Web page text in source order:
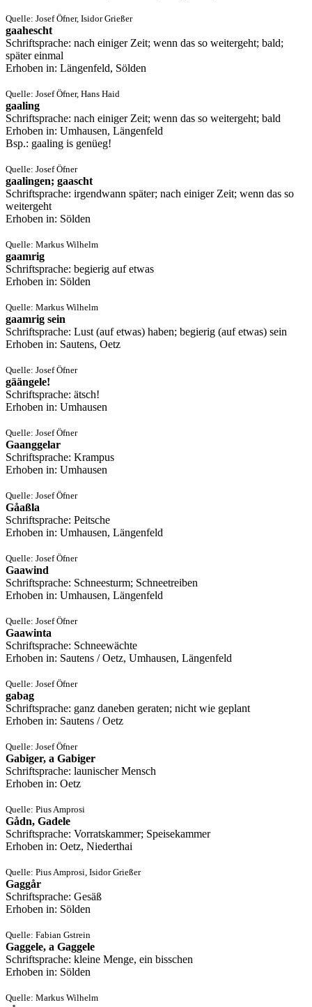
Quelle: Josef Öfner, Isidor Grießer
gaahescht
Schriftsprache: nach einiger Zeit; wenn das so weitergeht; bald;
später einmal
Erhoben in: Längenfeld, Sölden
Quelle: Josef Öfner, Hans Haid
gaaling
Schriftsprache: nach einiger Zeit; wenn das so weitergeht; bald
Erhoben in: Umhausen, Längenfeld
Bsp.: gaaling is genüeg!
Quelle: Josef Öfner
gaalingen; gaascht
Schriftsprache: irgendwann später; nach einiger Zeit; wenn das so
weitergeht
Erhoben in: Sölden
Quelle: Markus Wilhelm
gaamrig
Schriftsprache: begierig auf etwas
Erhoben in: Sölden
Quelle: Markus Wilhelm
gaamrig sein
Schriftsprache: Lust (auf etwas) haben; begierig (auf etwas) sein
Erhoben in: Sautens, Oetz
Quelle: Josef Öfner
gäängele!
Schriftsprache: ätsch!
Erhoben in: Umhausen
Quelle: Josef Öfner
Gaanggelar
Schriftsprache: Krampus
Erhoben in: Umhausen
Quelle: Josef Öfner
Gåaßla
Schriftsprache: Peitsche
Erhoben in: Umhausen, Längenfeld
Quelle: Josef Öfner
Gaawind
Schriftsprache: Schneesturm; Schneetreiben
Erhoben in: Umhausen, Längenfeld
Quelle: Josef Öfner
Gaawinta
Schriftsprache: Schneewächte
Erhoben in: Sautens / Oetz, Umhausen, Längenfeld
Quelle: Josef Öfner
gabag
Schriftsprache: ganz daneben geraten; nicht wie geplant
Erhoben in: Sautens / Oetz
Quelle: Josef Öfner
Gabiger, a Gabiger
Schriftsprache: launischer Mensch
Erhoben in: Oetz
Quelle: Pius Amprosi
Gådn, Gadele
Schriftsprache: Vorratskammer; Speisekammer
Erhoben in: Oetz, Niederthai
Quelle: Pius Amprosi, Isidor Grießer
Gaggår
Schriftsprache: Gesäß
Erhoben in: Sölden
Quelle: Fabian Gstrein
Gaggele, a Gaggele
Schriftsprache: kleine Menge, ein bisschen
Erhoben in: Sölden
Quelle: Markus Wilhelm